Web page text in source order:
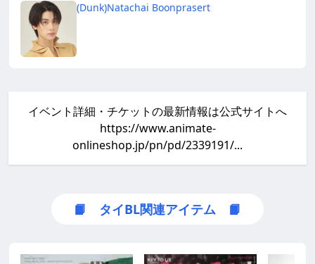
(Dunk)Natachai Boonprasert
イベント詳細・チケットの最新情報は公式サイトへ
https://www.animate-
onlineshop.jp/pn/pd/2339191/...
📙 タイBL関連アイテム 📙